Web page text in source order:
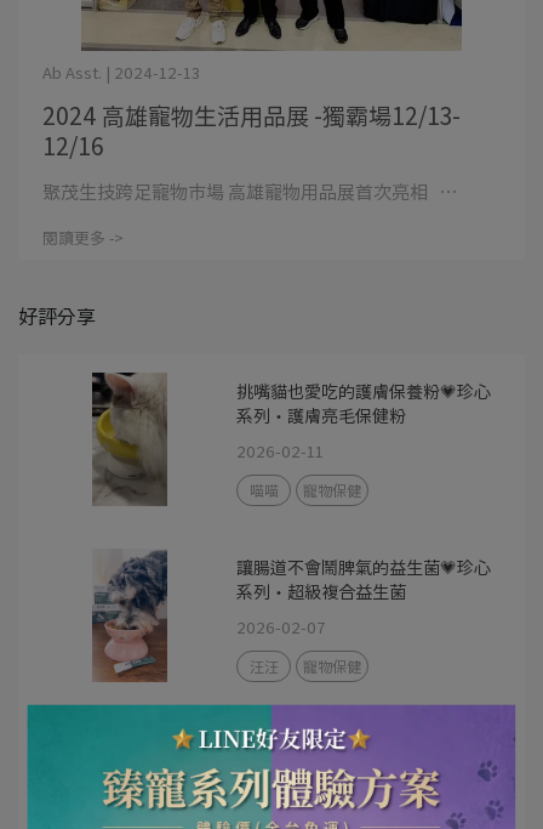
2024 高雄寵物生活用品展 -獨霸場12/13-
12/16
Ab Asst. | 2024-12-13
聚茂生技跨足寵物市場 高雄寵物用品展首次亮相 ⋯
閱讀更多 ->
好評分享
挑嘴貓也愛吃的護膚保養粉💗珍心
系列・護膚亮毛保健粉
2026-02-11
喵喵 寵物保健
讓腸道不會鬧脾氣的益生菌💗珍心
系列・超級複合益生菌
2026-02-07
汪汪 寵物保健
迫不及待就是要吃的益生菌💗珍心
系列・超級複合益生菌
2026-02-04